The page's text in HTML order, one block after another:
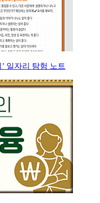
일자리 탐험 노트